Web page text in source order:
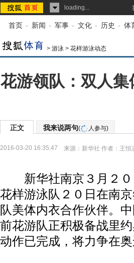
loading...
首页 - 新闻 - 军事 - 文化 - 历史 - 体
> 游泳 > 花样游泳动态
花游领队：双人
正文 我来说两句( 人参与)
2016-03-20 16:35:47 来源： 新华社 作者：王恒
新华社南京３月２０
花样游泳队２０日在南
队美体内衣合作伙伴。
前花游队正积极备战里
动作已完成，将力争在